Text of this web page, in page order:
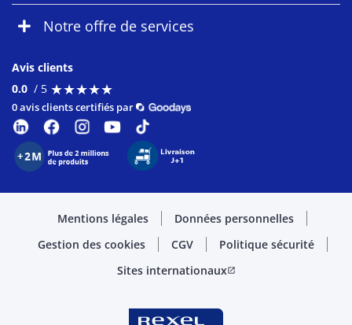
Notre offre de services
Avis clients
0.0 / 5 ★★★★★
★★★★★
0 avis clients certifiés par
Mentions légales
Données personnelles
Gestion des cookies
CGV
Politique sécurité
Sites internationauxopen_in_new